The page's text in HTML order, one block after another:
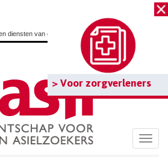
> Voor zorgverleners
diensten van de overheid:www.belgium.be